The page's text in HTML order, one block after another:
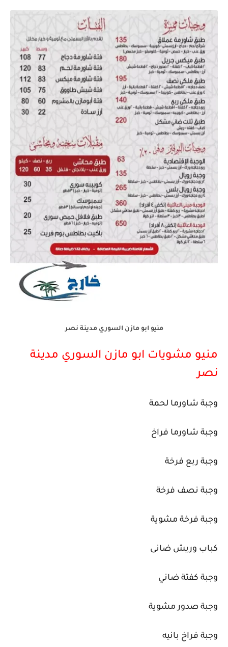
منيو ابو مازن السوري مدينة نصر
منيو مشويات ابو مازن السوري مدينة
نصر
وجبة شاورما لحمة
وجبة شاورما فراخ
وجبة ربع فرخة
وجبة نصف فرخة
وجبة فرخة مشوية
كباب وريش ضانى
وجبة كفتة ضاني
وجبة صدور مشوية
وجبة فراخ بانيه